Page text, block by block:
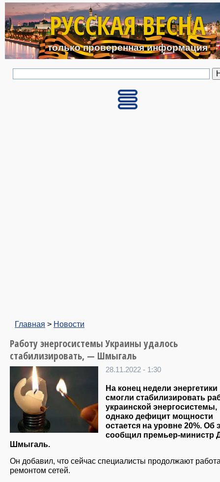
Перейти к основному
РУССКАЯ ВЕСНА
только проверенная информация
Главная > Новости
Работу энергосистемы Украины удалось
стабилизировать, — Шмыгаль
28.11.2022 - 1:30
На конец недели энергетики
смогли стабилизировать
украинской энергосистемы,
однако дефицит мощности
остается на уровне 20%. Об
сообщил премьер-министр
Шмыгаль.
Он добавил, что сейчас специалисты продолжают
ремонтом сетей.